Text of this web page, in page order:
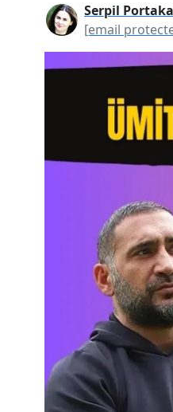
Serpil
[email